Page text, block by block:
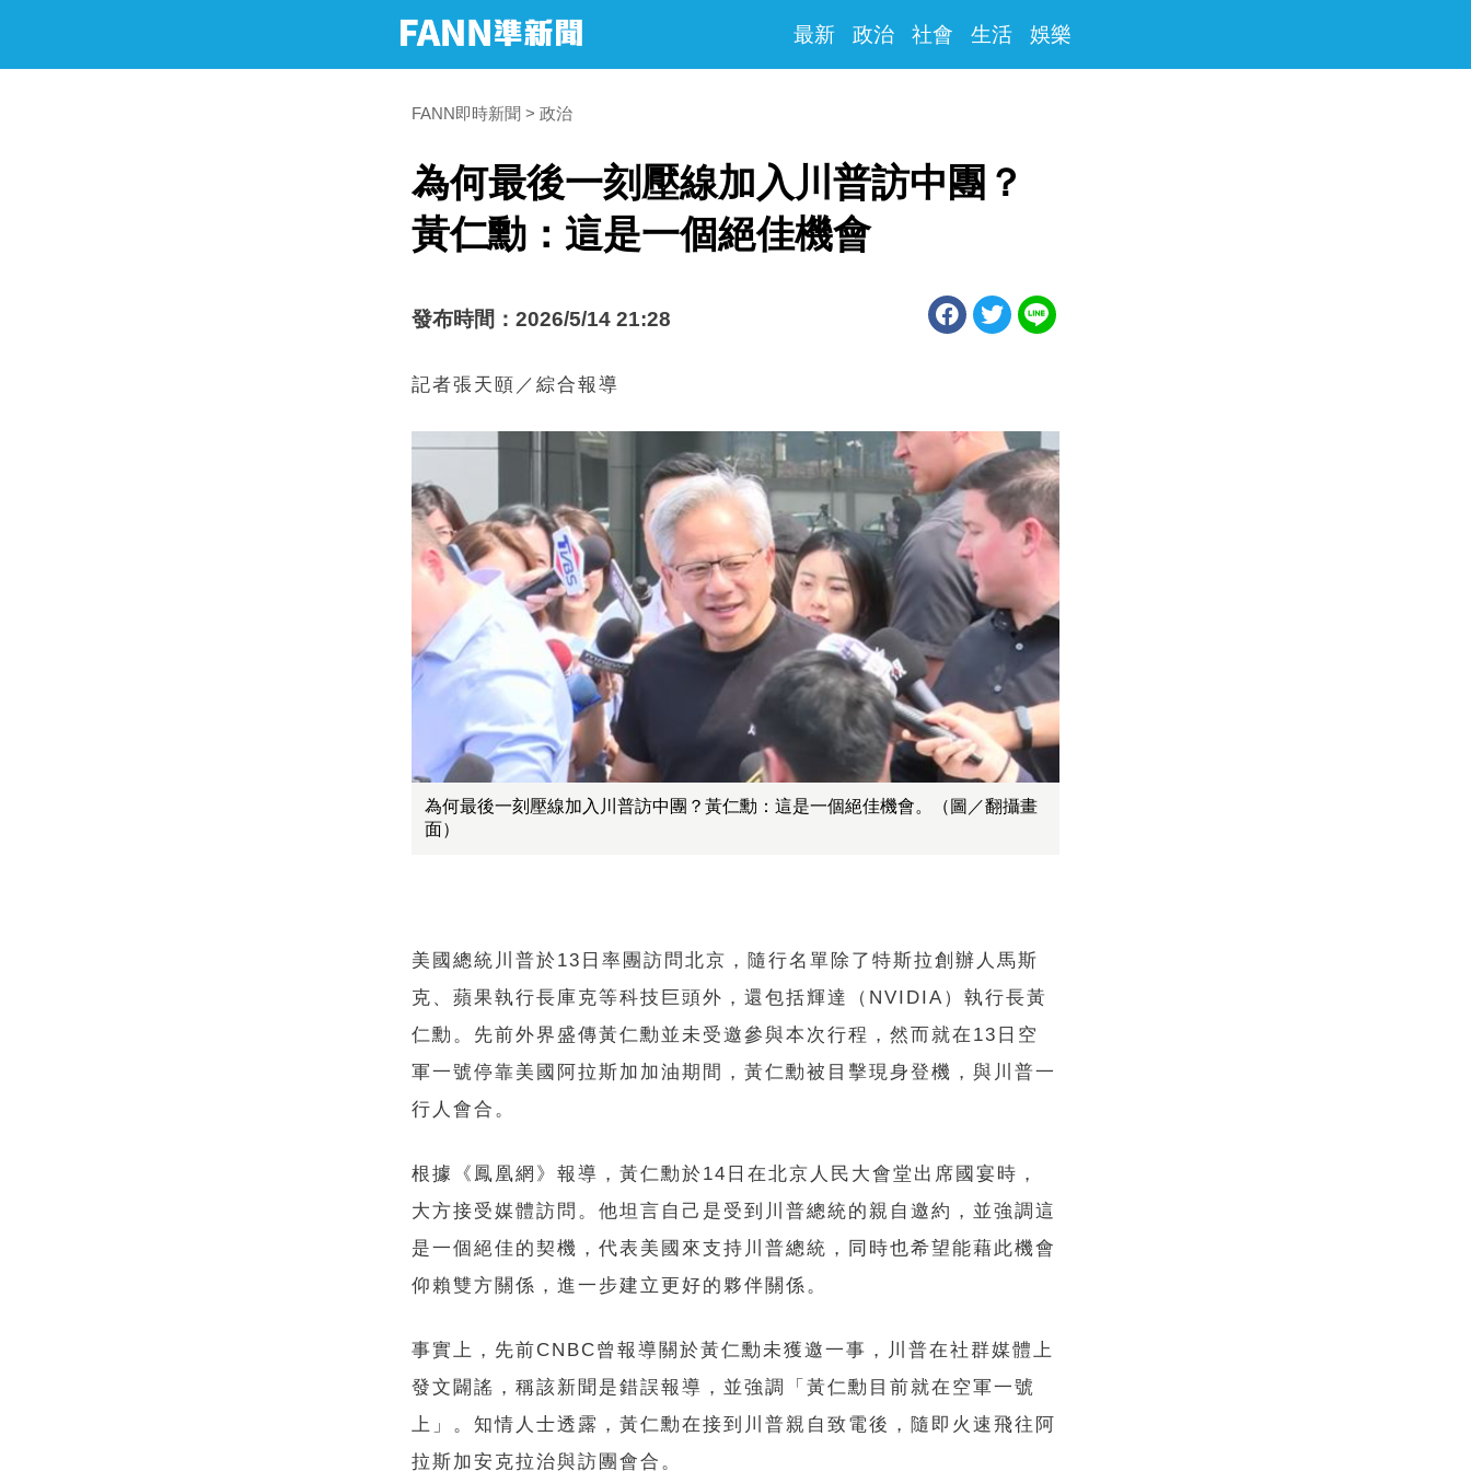
最新 政治 社會 生活 娛樂
FANN即時新聞 政治
為何最後一刻壓線加入川普訪中團？
黃仁勳：這是一個絕佳機會
發布時間：2026/5/14 21:28
記者張天頤／綜合報導
為何最後一刻壓線加入川普訪中團？黃仁勳：這是一個絕佳機會。（圖／翻攝畫
面）
美國總統川普於13日率團訪問北京，隨行名單除了特斯拉創辦人馬斯
克、蘋果執行長庫克等科技巨頭外，還包括輝達（NVIDIA）執行長黃
仁勳。先前外界盛傳黃仁勳並未受邀參與本次行程，然而就在13日空
軍一號停靠美國阿拉斯加加油期間，黃仁勳被目擊現身登機，與川普一
行人會合。
根據《鳳凰網》報導，黃仁勳於14日在北京人民大會堂出席國宴時，
大方接受媒體訪問。他坦言自己是受到川普總統的親自邀約，並強調這
是一個絕佳的契機，代表美國來支持川普總統，同時也希望能藉此機會
仰賴雙方關係，進一步建立更好的夥伴關係。
事實上，先前CNBC曾報導關於黃仁勳未獲邀一事，川普在社群媒體上
發文闢謠，稱該新聞是錯誤報導，並強調「黃仁勳目前就在空軍一號
上」。知情人士透露，黃仁勳在接到川普親自致電後，隨即火速飛往阿
拉斯加安克拉治與訪團會合。